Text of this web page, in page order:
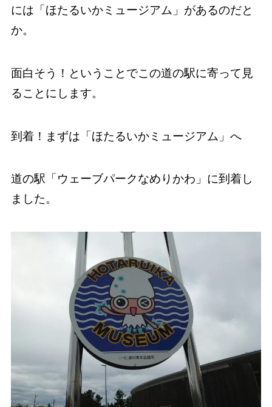
には「ほたるいかミュージアム」があるのだと
か。
面白そう！ということでこの道の駅に寄って見
ることにします。
到着！まずは「ほたるいかミュージアム」へ
道の駅「ウェーブパークなめりかわ」に到着し
ました。